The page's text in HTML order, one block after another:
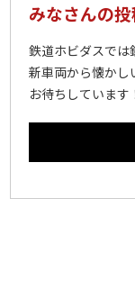
みなさんの
鉄道ホビダスでは
新車両から懐かし
お待ちしています